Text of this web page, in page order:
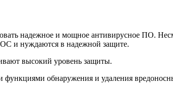
надежное и мощное антивирусное ПО.
ОС и нуждаются в надежной защите.
высокий уровень защиты.
обнаружения и удаления